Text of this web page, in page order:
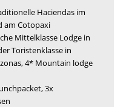
Haciendas im
am Cotopaxi
Mittelklasse Lodge in
Toristenklasse in
4* Mountain lodge
3x